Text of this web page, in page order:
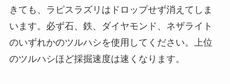
きても、ラピスラズリはドロップせず消えてしま
います。必ず石、鉄、ダイヤモンド、ネザライト
のいずれかのツルハシを使用してください。上位
のツルハシほど採掘速度は速くなります。